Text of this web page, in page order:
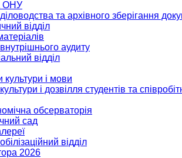
ОНУ
діловодства та архівного зберігання
відділ
внутрішнього аудиту
відділ
культури і мови
і дозвілля студентів та
обсерваторія
сад
відділ
2026